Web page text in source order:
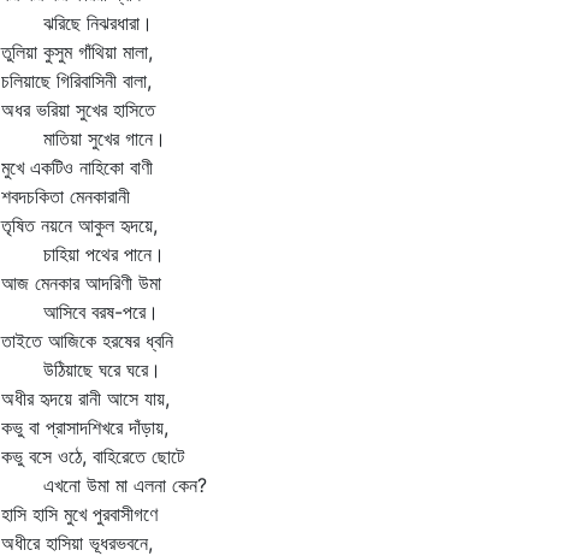
ঝরিছে নিঝরধারা।
তুলিয়া কুসুম গাঁথিয়া মালা,
চলিয়াছে গিরিবাসিনী বালা,
অধর ভরিয়া সুখের হাসিতে
মাতিয়া সুখের গানে।
মুখে একটিও নাহিকো বাণী
শবদচকিতা মেনকারানী
তৃষিত নয়নে আকুল হৃদয়ে,
চাহিয়া পথের পানে।
আজ মেনকার আদরিণী উমা
আসিবে বরষ-পরে।
তাইতে আজিকে হরষের ধ্বনি
উঠিয়াছে ঘরে ঘরে।
অধীর হৃদয়ে রানী আসে যায়,
কভু বা প্রাসাদশিখরে দাঁড়ায়,
কভু বসে ওঠে, বাহিরেতে ছোটে
এখনো উমা মা এলনা কেন?
হাসি হাসি মুখে পুরবাসীগণে
অধীরে হাসিয়া ভূধরভবনে,